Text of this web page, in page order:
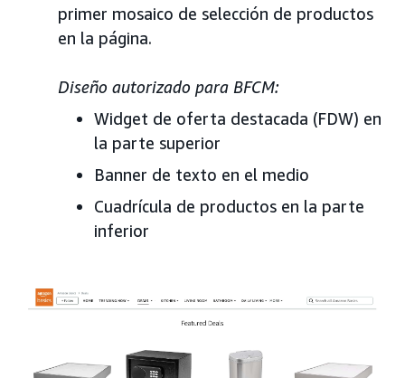
primer mosaico de selección de productos
en la página.
Diseño autorizado para BFCM:
Widget de oferta destacada (FDW) en
la parte superior
Banner de texto en el medio
Cuadrícula de productos en la parte
inferior